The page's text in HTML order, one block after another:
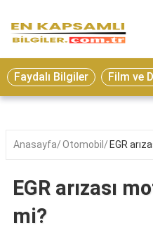
Eğitim
Ekonomi
Seyahat
Oyun
Yaşam
Faydalı Bilgiler Film ve
Anasayfa Otomobil EGR
EGR arızası
mi?